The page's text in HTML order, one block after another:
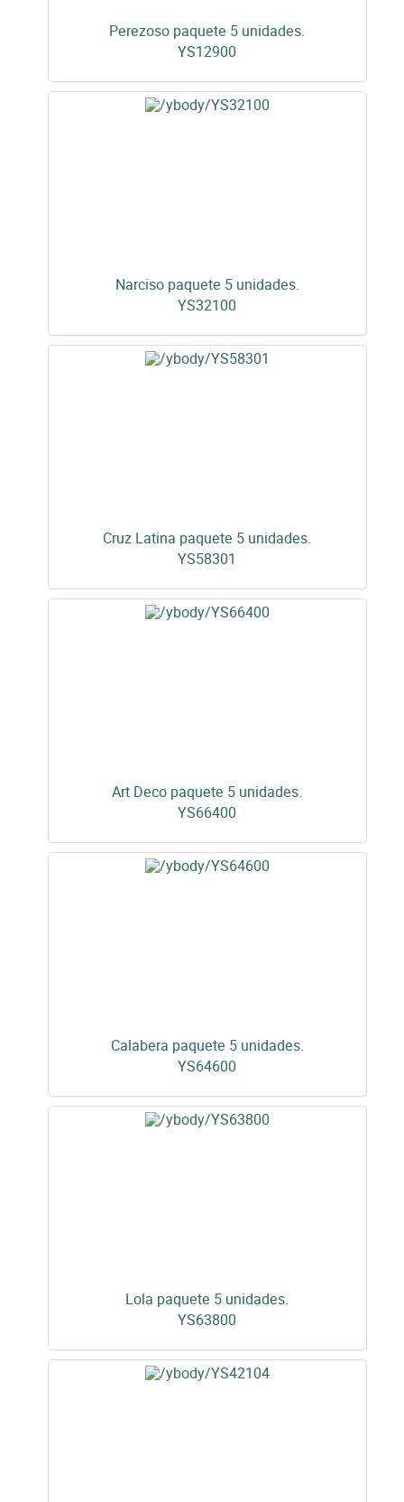
Perezoso paquete 5 unidades.
YS12900
Narciso paquete 5 unidades.
YS32100
Cruz Latina paquete 5 unidades.
YS58301
Art Deco paquete 5 unidades.
YS66400
Calabera paquete 5 unidades.
YS64600
Lola paquete 5 unidades.
YS63800